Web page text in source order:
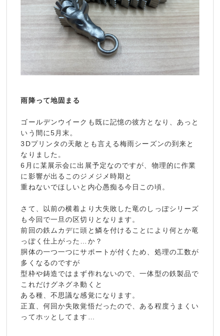
雨降って地固まる
ゴールデンウイークも既に記憶の彼方となり、あっと
いう間に5月末。
3Dプリンタの天敵とも言える梅雨シーズンの到来と
なりました。
6月に某展示会に出展予定なのですが、物理的に作業
に影響が出るこのジメジメ時期と
重ねないでほしいと内心愚痴る今日この頃。
さて、以前の横着より大失敗した竜のしっぽシリーズ
も今回で一旦の区切りとなります。
前回の鉄ムカデに頭と鱗を付けることにより何とか竜
っぽく仕上がった…か？
胴体の一つ一つにサポートが付くため、処理の工数が
多くなるのですが
型枠や鋳造ではまず作れないので、一体型の鉄製品で
これだけグネグネ動くと
ある種、不思議な感覚になります。
正直、何回か失敗覚悟だったので、ある程度うまくい
ってホッとしてます…